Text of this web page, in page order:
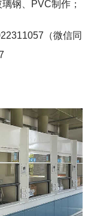
钢、PVC制作；
（微信同